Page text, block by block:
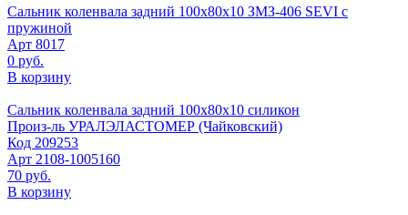
Сальник коленвала задний 100х80х10 ЗМЗ-406 SEVI с
пружиной
Арт 8017
0 руб.
В корзину
Сальник коленвала задний 100х80х10 силикон
Произ-ль УРАЛЭЛАСТОМЕР (Чайковский)
Код 209253
Арт 2108-1005160
70 руб.
В корзину